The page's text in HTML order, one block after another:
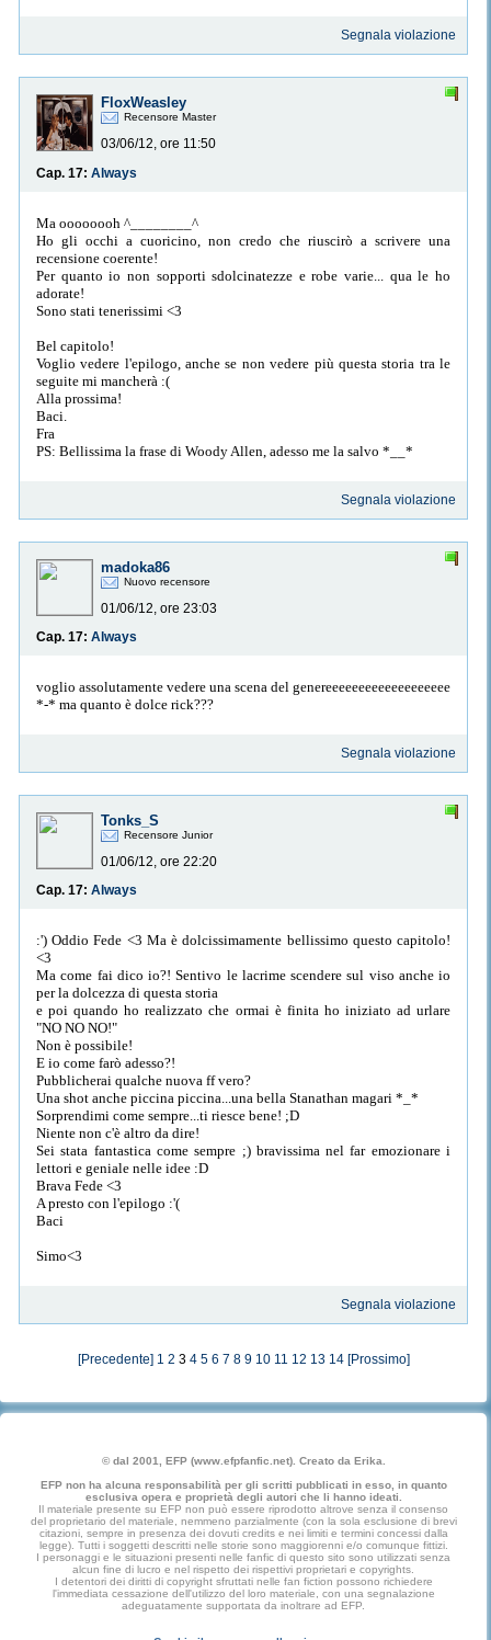
Segnala violazione
FloxWeasley
Recensore Master
03/06/12, ore 11:50
Cap. 17: Always
Ma oooooooh ^________^
Ho gli occhi a cuoricino, non credo che riuscirò a scrivere una
recensione coerente!
Per quanto io non sopporti sdolcinatezze e robe varie... qua le ho
adorate!
Sono stati tenerissimi <3
Bel capitolo!
Voglio vedere l'epilogo, anche se non vedere più questa storia tra le
seguite mi mancherà :(
Alla prossima!
Baci.
Fra
PS: Bellissima la frase di Woody Allen, adesso me la salvo *__*
Segnala violazione
madoka86
Nuovo recensore
01/06/12, ore 23:03
Cap. 17: Always
voglio assolutamente vedere una scena del genereeeeeeeeeeeeeeeeeee
*-* ma quanto è dolce rick???
Segnala violazione
Tonks_S
Recensore Junior
01/06/12, ore 22:20
Cap. 17: Always
:') Oddio Fede <3 Ma è dolcissimamente bellissimo questo capitolo!
<3
Ma come fai dico io?! Sentivo le lacrime scendere sul viso anche io
per la dolcezza di questa storia
e poi quando ho realizzato che ormai è finita ho iniziato ad urlare
"NO NO NO!"
Non è possibile!
E io come farò adesso?!
Pubblicherai qualche nuova ff vero?
Una shot anche piccina piccina...una bella Stanathan magari *_*
Sorprendimi come sempre...ti riesce bene! ;D
Niente non c'è altro da dire!
Sei stata fantastica come sempre ;) bravissima nel far emozionare i
lettori e geniale nelle idee :D
Brava Fede <3
A presto con l'epilogo :'(
Baci
Simo<3
Segnala violazione
[Precedente] 1 2 3 4 5 6 7 8 9 10 11 12 13 14 [Prossimo]
© dal 2001, EFP (www.efpfanfic.net). Creato da Erika.
EFP non ha alcuna responsabilità per gli scritti pubblicati in esso, in quanto
esclusiva opera e proprietà degli autori che li hanno ideati.
Il materiale presente su EFP non può essere riprodotto altrove senza il consenso
del proprietario del materiale, nemmeno parzialmente (con la sola esclusione di brevi
citazioni, sempre in presenza dei dovuti credits e nei limiti e termini concessi dalla
legge). Tutti i soggetti descritti nelle storie sono maggiorenni e/o comunque fittizi.
I personaggi e le situazioni presenti nelle fanfic di questo sito sono utilizzati senza
alcun fine di lucro e nel rispetto dei rispettivi proprietari e copyrights.
I detentori dei diritti di copyright sfruttati nelle fan fiction possono richiedere
l'immediata cessazione dell'utilizzo del loro materiale, con una segnalazione
adeguatamente supportata da inoltrare ad EFP.